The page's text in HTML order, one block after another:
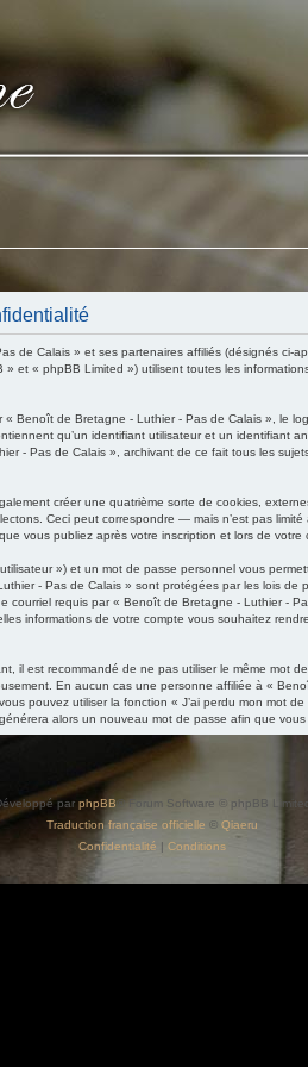
de Calais » et ses partenaires affiliés (désignés
et « phpBB Limited ») utilisent toutes les
Benoît de Bretagne - Luthier - Pas de Calais », le
qu’un identifiant utilisateur et un identifiant
- Pas de Calais », archivant de ce fait tous les
créer une quatrième sorte de cookies,
Ceci peut correspondre — mais n’est pas
vous publiez après votre inscription et lors de votre
») et un mot de passe personnel vous
- Pas de Calais » sont protégées par les lois
requis par « Benoît de Bretagne - Luthier -
informations de votre compte vous souhaitez
il est recommandé de ne pas utiliser le même mot
En aucun cas une personne affiliée à «
pouvez utiliser la fonction « J’ai perdu mon mot
alors un nouveau mot de passe afin que
par phpBB® Forum Software © phpBB
Traduction française officielle © Qiaeru
Confidentialité | Conditions